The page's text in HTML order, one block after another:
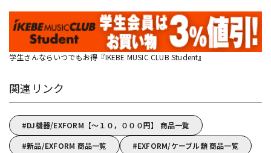
学生さんならいつでもお得『IKEBE MUSIC CLUB Student』
関連リンク
DJ機器/EXFORM【～１０，０００円】 商品一覧
新品/EXFORM 商品一覧
EXFORM/ケーブル類 商品一覧